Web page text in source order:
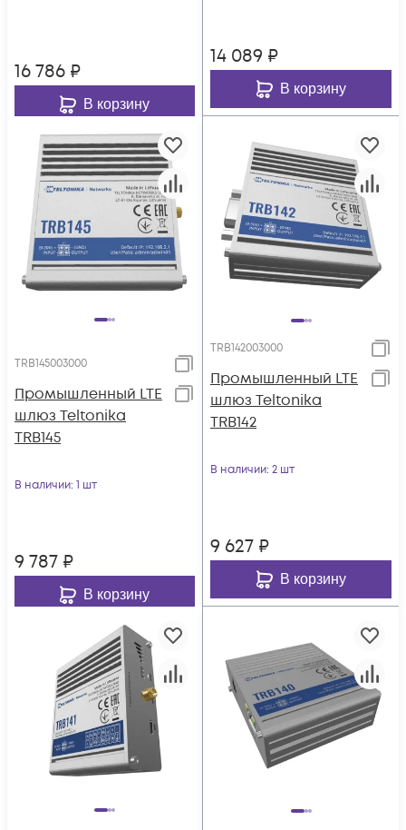
16 786 ₽
В корзину
14 089 ₽
В корзину
TRB145003000
Промышленный LTE
шлюз Teltonika
TRB145
В наличии: 1 шт
9 787 ₽
В корзину
TRB142003000
Промышленный LTE
шлюз Teltonika
TRB142
В наличии: 2 шт
9 627 ₽
В корзину